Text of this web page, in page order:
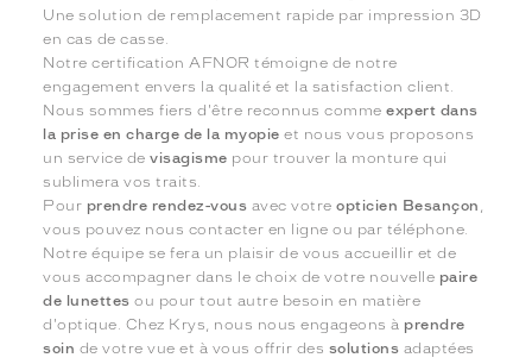
Une solution de remplacement rapide par impression 3D
en cas de casse.
Notre certification AFNOR témoigne de notre
engagement envers la qualité et la satisfaction client.
Nous sommes fiers d'être reconnus commeexpert dans
la prise en charge de la myopie et nous vous proposons
un service devisagisme pour trouver la monture qui
sublimera vos traits.
Pour prendre rendez-vous avec votreopticien Besançon ,
vous pouvez nous contacter en ligne ou par téléphone.
Notre équipe se fera un plaisir de vous accueillir et de
vous accompagner dans le choix de votre nouvelle paire
de lunettes ou pour tout autre besoin en matière
d'optique. Chez Krys, nous nous engageons à prendre
soin de votre vue et à vous offrir des solutions adaptées